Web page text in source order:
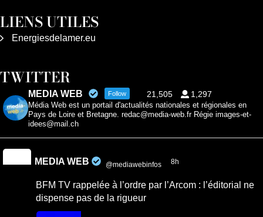
LIENS UTILES
Energiesdelamer.eu
TWITTER
MEDIA WEB Follow 21,505 1,297
Média Web est un portail d'actualités nationales et régionales en
Pays de Loire et Bretagne. redac@media-web.fr Régie images-et-
idees@mail.ch
MEDIA WEB @mediawebinfos 8h
BFM TV rappelée à l’ordre par l’Arcom : l’éditorial ne
dispense pas de la rigueur